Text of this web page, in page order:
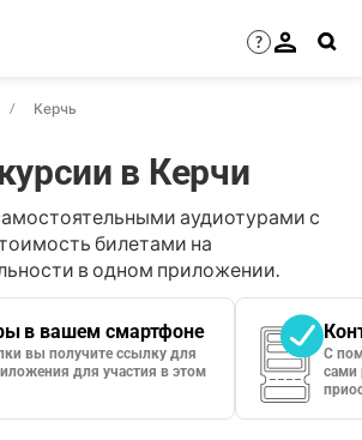
?
Керчь
в Керчи
аудиотурами с
билетами на
в одном приложении.
в вашем смартфоне
вы получите ссылку для
для участия в этом
С
сами